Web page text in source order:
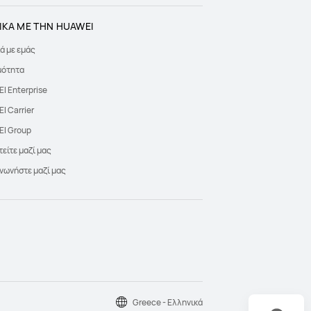
ΜΕ ΤΗΝ HUAWEI
με εμάς
Enterprise
Carrier
Group
μαζί μας
μαζί μας
Greece - Ελληνικά